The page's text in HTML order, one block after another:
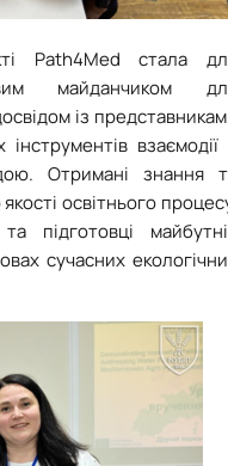
Path4Med стала
майданчиком
із
взаємодії
Отримані знання
освітнього
підготовці
сучасних